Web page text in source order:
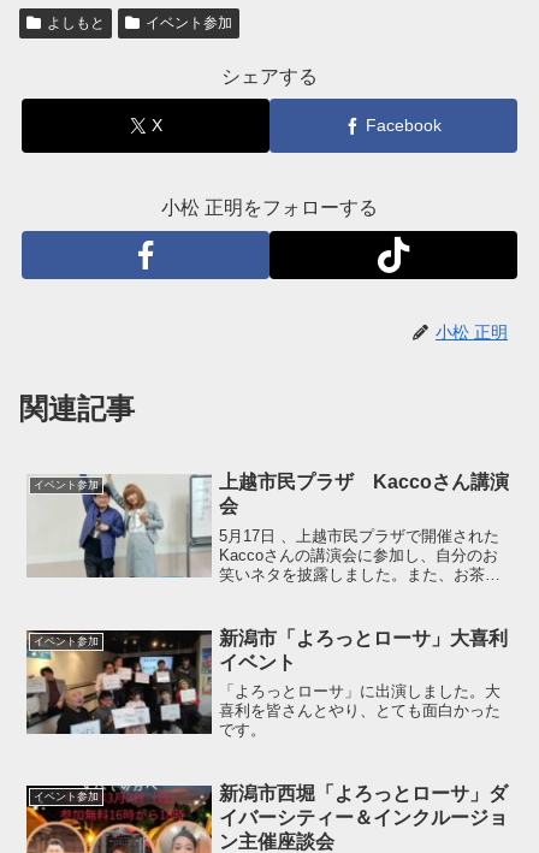
よしもと イベント参加
シェアする
X Facebook
小松 正明をフォローする
小松 正明
関連記事
イベント参加
上越市民プラザ Kaccoさん講演
会
5月17日 、上越市民プラザで開催された
Kaccoさんの講演会に参加し、自分のお
笑いネタを披露しました。また、お茶会
イベント参加
新潟市「よろっとローサ」大喜利
イベント
「よろっとローサ」に出演しました。大
喜利を皆さんとやり、とても面白かった
です。
イベント参加
新潟市西堀「よろっとローサ」ダ
イバーシティー＆インクルージョ
ン主催座談会